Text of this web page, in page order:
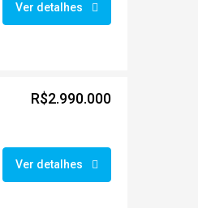
Ver detalhes
R$2.990.000
Ver detalhes